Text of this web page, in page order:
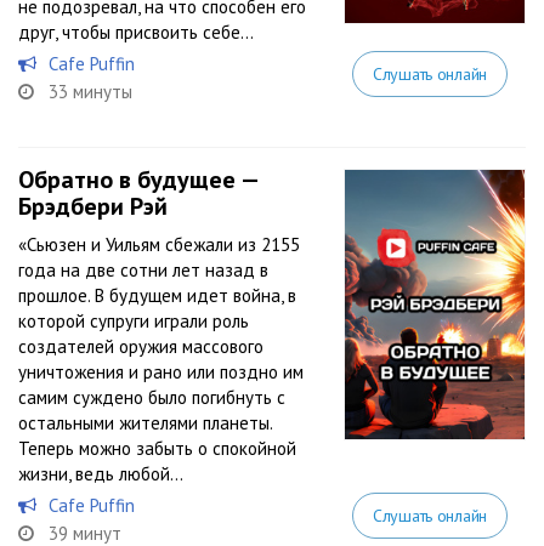
не подозревал, на что способен его
друг, чтобы присвоить себе...
Cafe Puffin
33 минуты
Слушать онлайн
Обратно в будущее —
Брэдбери Рэй
«Сьюзен и Уильям сбежали из 2155
года на две сотни лет назад в
прошлое. В будущем идет война, в
которой супруги играли роль
создателей оружия массового
уничтожения и рано или поздно им
самим суждено было погибнуть с
остальными жителями планеты.
Теперь можно забыть о спокойной
жизни, ведь любой...
Cafe Puffin
39 минут
Слушать онлайн